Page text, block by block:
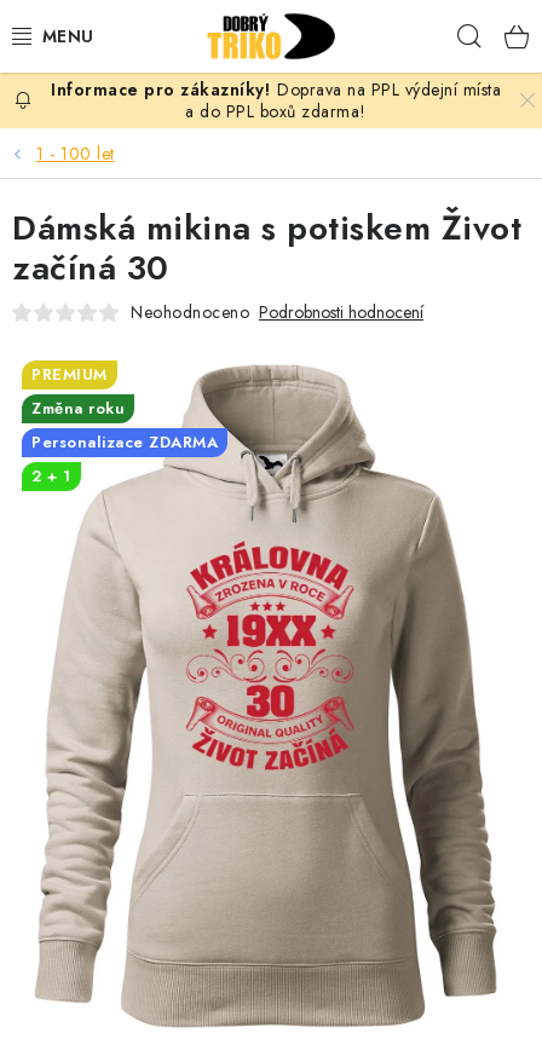
na
PRO ŽENY
PRO MUŽE
PRO DĚTI
PRO PÁRY
VLASTNÍ MOTIV
TRIČKA
MIKINY
OKAMŽITĚ K ODBĚRU
B2B
MÁM SRDCE POMÁHÁM
VÁNOCE
PROVIZNÍ SYSTÉM
O nás Časté otázky
Obchodní podmínky
Zásady zpracování ochrany osobních údajů
Napište nám
Doprava na PPL výdejní místa
a do PPL boxů zdarma!
1 - 100 let
Dámská mikina s potiskem Život
začíná 30
Neohodnoceno Podrobnosti hodnocení
PREMIUM
Změna roku
Personalizace ZDARMA
2 + 1